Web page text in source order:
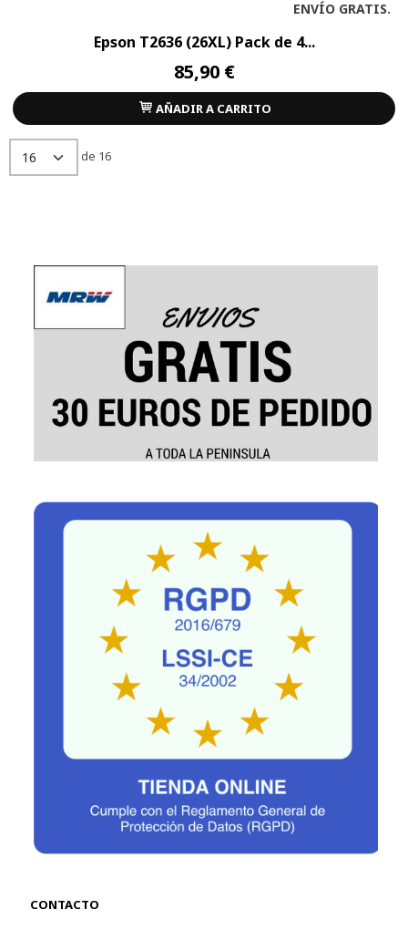
CONTACTO
ENVÍO GRATIS.
Epson T2636 (26XL) Pack de 4...
85,90 €
AÑADIR A CARRITO
de 16